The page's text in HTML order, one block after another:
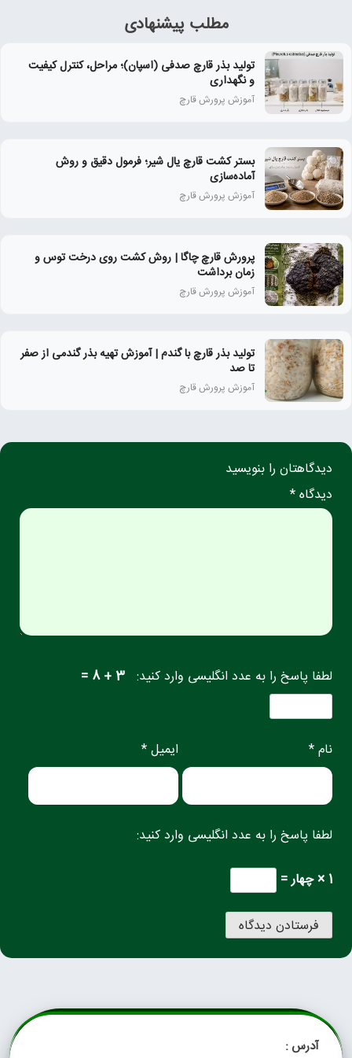
مطلب پیشنهادی
تولید بذر قارچ صدفی (اسپان)؛ مراحل، کنترل کیفیت
و نگهداری
آموزش پرورش قارچ
بستر کشت قارچ یال شیر؛ فرمول دقیق و روش
آماده‌سازی
آموزش پرورش قارچ
پرورش قارچ چاگا | روش کشت روی درخت توس و
زمان برداشت
آموزش پرورش قارچ
تولید بذر قارچ با گندم | آموزش تهیه بذر گندمی از صفر
تا صد
آموزش پرورش قارچ
دیدگاهتان را بنویسید
دیدگاه *
لطفا پاسخ را به عدد انگلیسی وارد کنید: 3 + 8 =
نام * ایمیل *
لطفا پاسخ را به عدد انگلیسی وارد کنید:
1 × چهار =
آدرس :